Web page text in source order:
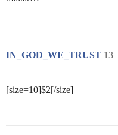
IN_GOD_WE_TRUST 13
[size=10]$2[/size]